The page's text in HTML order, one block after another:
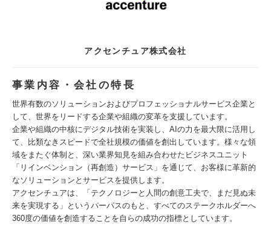
アクセンチュア株式会社
事業内容・会社の特長
世界有数のソリューションおよびプロフェッショナルサービス企業と
して、世界をリードする企業や組織の変革を支援しています。
企業や組織の中核にデジタル技術を実装し、AIの力を最大限に活用し
て、比類なきスピードで全社規模の価値を創出しています。様々な領
域をまたぐ体制と、深い業界知見を組み合わせたビジネスユニット
「リインベンション（再創造）サービス」を通じて、お客様に革新的
なソリューションとサービスを提供します。
アクセンチュアは、「テクノロジーと人間の創意工夫で、まだ見ぬ未
来を実現する」というパーパスのもと、すべてのステークホルダーへ
360度の価値を創造することを自らの成功の指標としています。